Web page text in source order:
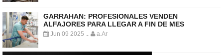
GARRAHAN: PROFESIONALES VENDEN
ALFAJORES PARA LLEGAR A FIN DE MES
Jun 09 2025 - a.Ar